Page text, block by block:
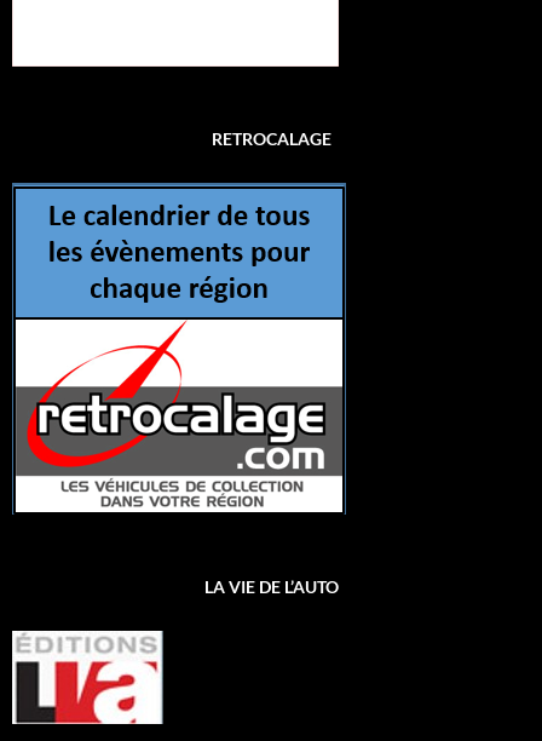
RETROCALAGE
LA VIE DE L’AUTO